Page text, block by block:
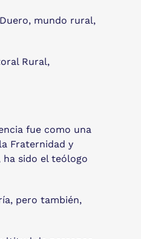
mundo rural,
Rural,
fue como una
Fraternidad y
ha sido el teólogo
pero también,